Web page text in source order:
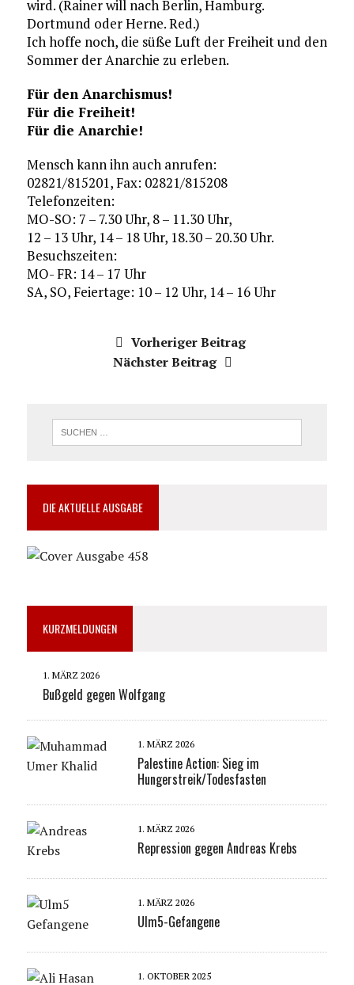
wird. (Rainer will nach Berlin, Hamburg.
Dortmund oder Herne. Red.)
Ich hoffe noch, die süße Luft der Freiheit und den
Sommer der Anarchie zu erleben.
Für den Anarchismus!
Für die Freiheit!
Für die Anarchie!
Mensch kann ihn auch anrufen:
02821/815201, Fax: 02821/815208
Telefonzeiten:
MO-SO: 7 – 7.30 Uhr, 8 – 11.30 Uhr,
12 – 13 Uhr, 14 – 18 Uhr, 18.30 – 20.30 Uhr.
Besuchszeiten:
MO- FR: 14 – 17 Uhr
SA, SO, Feiertage: 10 – 12 Uhr, 14 – 16 Uhr
Vorheriger Beitrag
Nächster Beitrag
DIE AKTUELLE AUSGABE
KURZMELDUNGEN
1. MÄRZ 2026
Bußgeld gegen Wolfgang
1. MÄRZ 2026
Palestine Action: Sieg im
Hungerstreik/Todesfasten
1. MÄRZ 2026
Repression gegen Andreas Krebs
1. MÄRZ 2026
Ulm5-Gefangene
1. OKTOBER 2025